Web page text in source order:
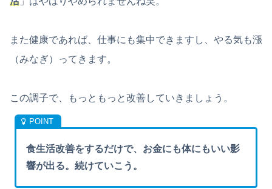
また健康であれば、仕事にも集中できますし、やる気も漲
（みなぎ）ってきます。
この調子で、もっともっと改善していきましょう。
食生活改善をするだけで、お金にも体にもいい影
響が出る。続けていこう。